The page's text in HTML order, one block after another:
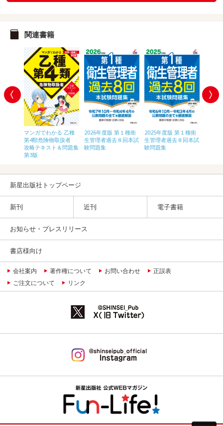
関連書籍
マンガでわかる 乙種
第4類危険物取扱者
攻略テキスト＆問題集
第3版
2026年度版 第１種衛
生管理者過去８回本試
験問題集
2025年度版 第１種衛
生管理者過去８回本試
験問題集
新星出版社トップページ
新刊 近刊 電子書籍
お知らせ・プレスリリース
書店様向け
会社案内 著作権について お問い合わせ
正誤表
ご注文について
リンク